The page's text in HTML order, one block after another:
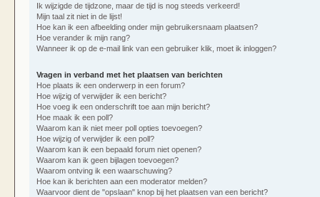
Ik wijzigde de tijdzone, maar de tijd is nog steeds verkeerd!
Mijn taal zit niet in de lijst!
Hoe kan ik een afbeelding onder mijn gebruikersnaam plaatsen?
Hoe verander ik mijn rang?
Wanneer ik op de e-mail link van een gebruiker klik, moet ik inloggen?
Vragen in verband met het plaatsen van berichten
Hoe plaats ik een onderwerp in een forum?
Hoe wijzig of verwijder ik een bericht?
Hoe voeg ik een onderschrift toe aan mijn bericht?
Hoe maak ik een poll?
Waarom kan ik niet meer poll opties toevoegen?
Hoe wijzig of verwijder ik een poll?
Waarom kan ik een bepaald forum niet openen?
Waarom kan ik geen bijlagen toevoegen?
Waarom ontving ik een waarschuwing?
Hoe kan ik berichten aan een moderator melden?
Waarvoor dient de "opslaan" knop bij het plaatsen van een bericht?